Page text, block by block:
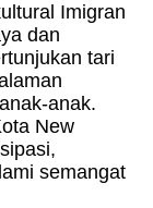
Imigran
dan
tari
anak.
New
semangat